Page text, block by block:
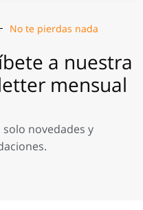
No te pierdas nada
a nuestra
mensual
solo novedades y